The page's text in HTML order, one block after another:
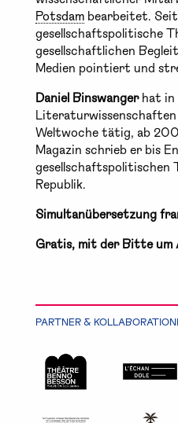
Potsdam bearbeitet.
gesellschaftspolitische
gesellschaftlichen
Medien pointiert und
Daniel Binswangerhat in
Weltwoche tätig, ab
Magazin schrieb er bis
gesellschaftspolitischen
Republik.
Simultanübersetzung
Gratis, mit der Bitte um
PARTNER &